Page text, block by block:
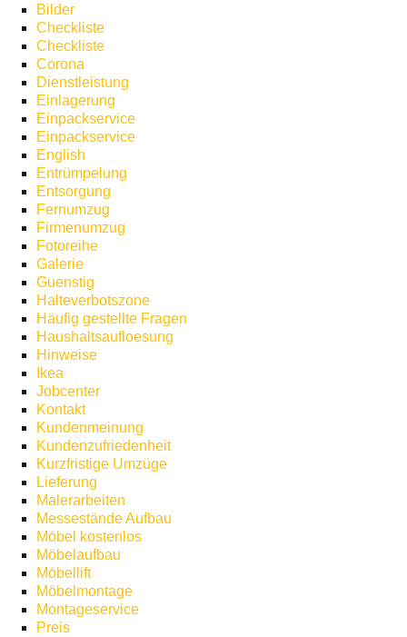
Bilder
Checkliste
Checkliste
Corona
Dienstleistung
Einlagerung
Einpackservice
Einpackservice
English
Entrümpelung
Entsorgung
Fernumzug
Firmenumzug
Fotoreihe
Galerie
Guenstig
Halteverbotszone
Häufig gestellte Fragen
Haushaltsaufloesung
Hinweise
Ikea
Jobcenter
Kontakt
Kundenmeinung
Kundenzufriedenheit
Kurzfristige Umzüge
Lieferung
Malerarbeiten
Messestände Aufbau
Möbel kostenlos
Möbelaufbau
Möbellift
Möbelmontage
Montageservice
Preis